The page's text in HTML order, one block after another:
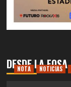
DESDE LA FOSA
NOTA NOTICIAS